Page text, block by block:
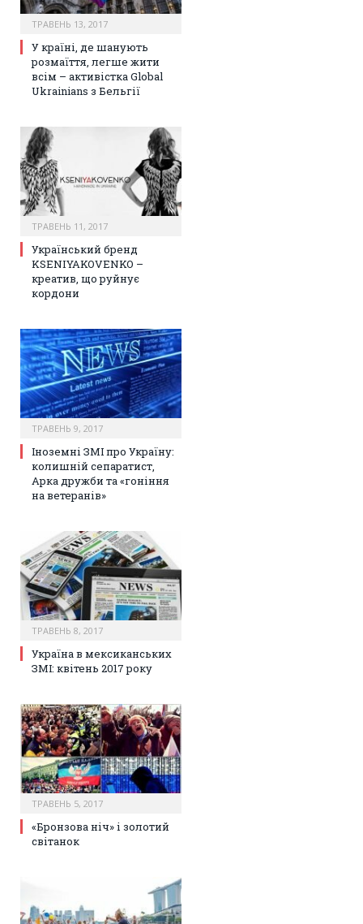
ТРАВЕНЬ 13, 2017
У країні, де шанують
розмаїття, легше жити
всім – активістка Global
Ukrainians з Бельгії
ТРАВЕНЬ 11, 2017
Український бренд
KSENIYAKOVENKO –
креатив, що руйнує
кордони
ТРАВЕНЬ 9, 2017
Іноземні ЗМІ про Україну:
колишній сепаратист,
Арка дружби та «гоніння
на ветеранів»
ТРАВЕНЬ 8, 2017
Україна в мексиканських
ЗМІ: квітень 2017 року
ТРАВЕНЬ 5, 2017
«Бронзова ніч» і золотий
світанок